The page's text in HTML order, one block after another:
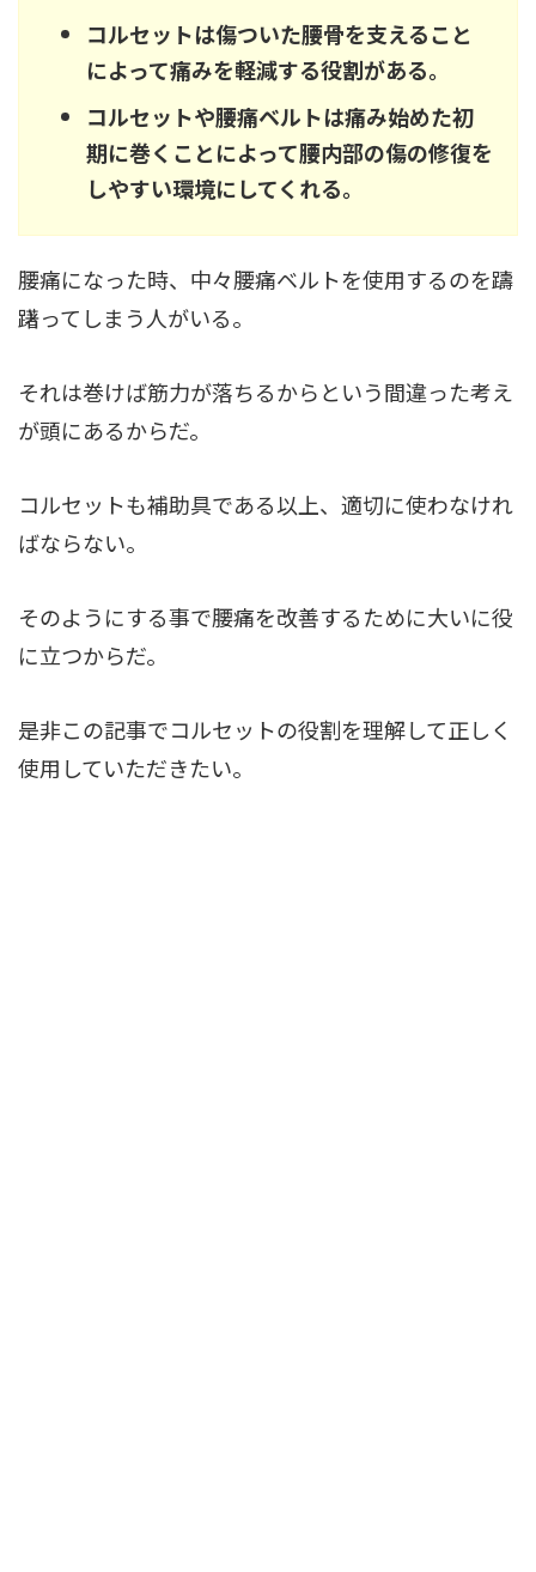
コルセットは傷ついた腰骨を支えること
によって痛みを軽減する役割がある。
コルセットや腰痛ベルトは痛み始めた初
期に巻くことによって腰内部の傷の修復を
しやすい環境にしてくれる。
腰痛になった時、中々腰痛ベルトを使用するのを躊
躇ってしまう人がいる。
それは巻けば筋力が落ちるからという間違った考え
が頭にあるからだ。
コルセットも補助具である以上、適切に使わなけれ
ばならない。
そのようにする事で腰痛を改善するために大いに役
に立つからだ。
是非この記事でコルセットの役割を理解して正しく
使用していただきたい。